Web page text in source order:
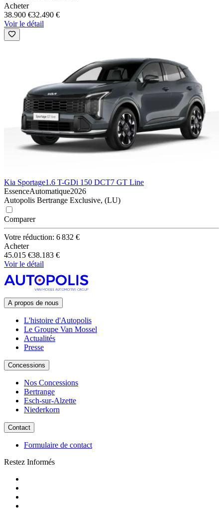
Acheter
38.900 €32.490 €
Voir le détail
Kia Sportage1.6 T-GDi 150 DCT7 GT Line
EssenceAutomatique2026
Autopolis Bertrange Exclusive, (LU)
Comparer
Votre réduction: 6 832 €
Acheter
45.015 €38.183 €
Voir le détail
A propos de nous
L'histoire d'Autopolis
Le Groupe Van Mossel
Actualités
Presse
Concessions
Nos Concessions
Bertrange
Esch-sur-Alzette
Niederkorn
Contact
Formulaire de contact
Restez Informés